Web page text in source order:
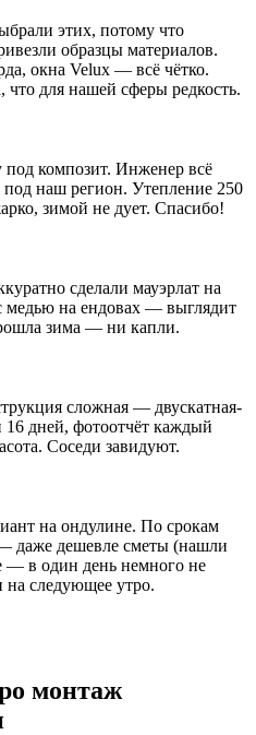
этих, потому что
образцы материалов.
окна Velux — всё чётко.
что для нашей сферы редкость.
композит. Инженер всё
под наш регион. Утепление 250
зимой не дует. Спасибо!
сделали мауэрлат на
медью на ендовах — выглядит
зима — ни капли.
сложная — двускатная-
16 дней, фотоотчёт каждый
Соседи завидуют.
на ондулине. По срокам
даже дешевле сметы (нашли
— в один день немного не
на следующее утро.
монтаж